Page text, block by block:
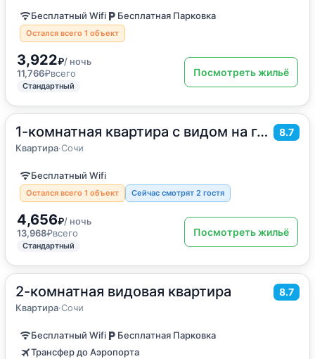
Бесплатный Wifi Бесплатная Парковка
Остался всего 1 объект
3,922₽/ ночь
11,766₽всего
Стандартный
Посмотреть жильё
1-комнатная квартира с видом на горы ЖК Фрукты 8.7
Квартира·Сочи
35м2· 4 гостя
Квартира
Бесплатный Wifi
Остался всего 1 объект Сейчас смотрят 2 гостя
4,656₽/ ночь
13,968₽всего
Стандартный
Посмотреть жильё
2-комнатная видовая квартира 8.7
Квартира·Сочи
56м 2·до 6 гостей
Квартира
Бесплатный Wifi
Бесплатная Парковка
Трансфер до Аэропорта